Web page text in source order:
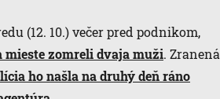
(12. 10.) večer pred podnikom,
mieste zomreli dvaja muži. Zranená
ho našla na druhý deň ráno